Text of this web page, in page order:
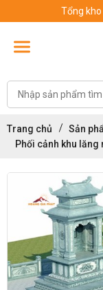
Tổng
Trang chủ Sản
Phối cảnh khu lăng